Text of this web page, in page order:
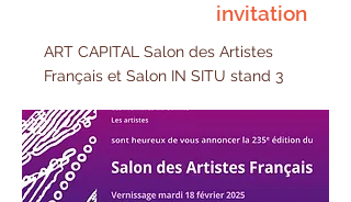
invitation
ART CAPITAL Salon des Artistes
Français et Salon IN SITU stand 3